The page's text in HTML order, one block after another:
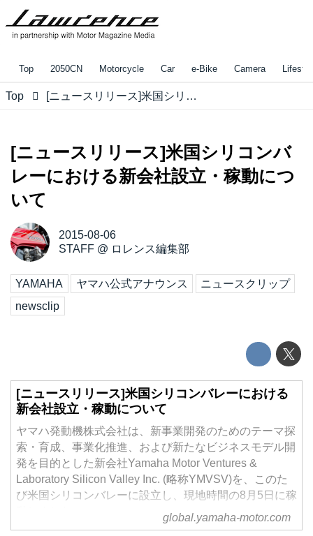
Top 2050CN Motorcycle Car e-Bike Camera
Top [ニュースリリース]米国シリコンバレーにおける新会社設立・稼動について
[ニュースリリース]米国シリコンバ
レーにおける新会社設立・稼動につ
いて
2015-08-06
STAFF@ ロレンス編集部
YAMAHA ヤマハ公式アナウンス
ニュースクリップ
newsclip
[ニュースリリース]米国シリコンバレーにおける
新会社設立・稼動について
ヤマハ発動機株式会社は、新事業開発のためのテーマ探
索・育成、事業化推進、および新たなビジネスモデル開
発を目的とした新会社Yamaha Motor Ventures &
Laboratory Silicon Valley Inc. (略称YMVSV)を、このた
び米国シリコンバレーに設立し、現地時間の8月5日に稼
global.yamaha-motor.com